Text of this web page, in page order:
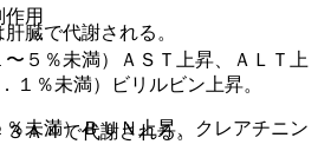
臓で代謝される。
Ａ４で代謝される。
用
５％未満）ＡＳＴ上昇、ＡＬＴ上
１％未満）ビリルビン上昇。
未満）ＢＵＮ上昇、クレアチニン